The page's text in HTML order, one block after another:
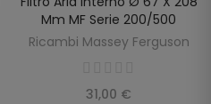
Mm MF Serie 200/500
Ricambi Massey Ferguson
31,00 €